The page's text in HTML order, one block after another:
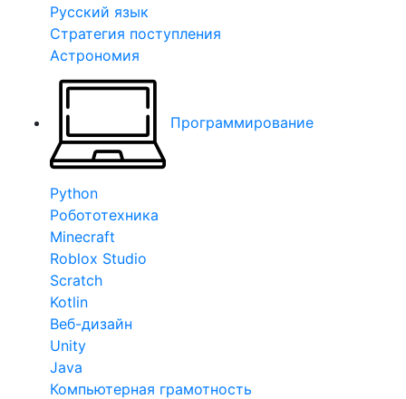
Русский язык
Стратегия поступления
Астрономия
Программирование
Python
Робототехника
Minecraft
Roblox Studio
Scratch
Kotlin
Веб-дизайн
Unity
Java
Компьютерная грамотность